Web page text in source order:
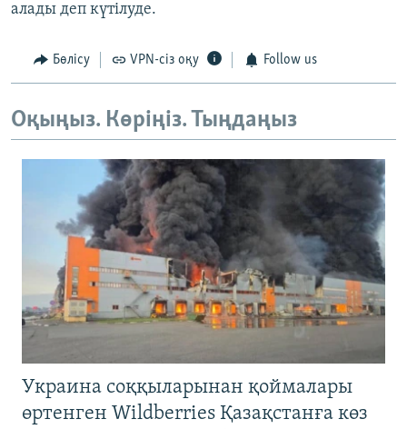
алады деп күтілуде.
Бөлісу VPN-сіз оқу Follow us
Оқыңыз. Көріңіз. Тыңдаңыз
Украина соққыларынан қоймалары
өртенген Wildberries Қазақстанға көз